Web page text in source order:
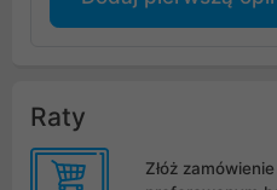
Raty
Złóż